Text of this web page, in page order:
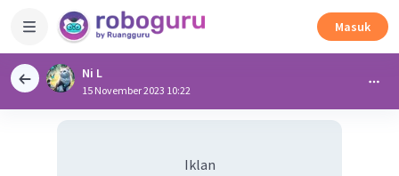
Masuk
Ni L
15 November 2023 10:22
Iklan